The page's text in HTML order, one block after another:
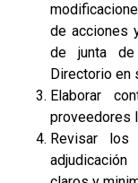
de acciones
de junta
Directorio en
Elaborar
proveedores
Revisar los